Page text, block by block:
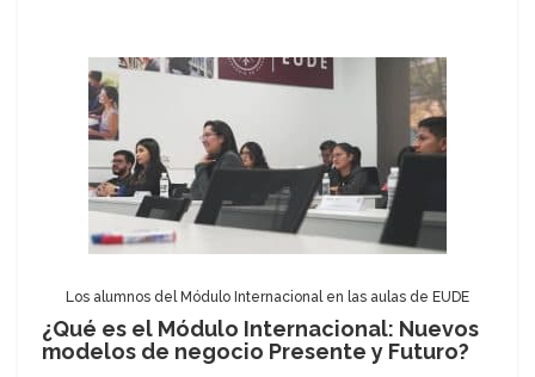
Los alumnos del Módulo Internacional en las aulas de EUDE
¿Qué es el Módulo Internacional: Nuevos
modelos de negocio Presente y Futuro?